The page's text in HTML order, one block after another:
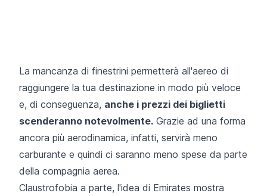
La mancanza di finestrini permetterà all'aereo di
raggiungere la tua destinazione in modo più veloce
e, di conseguenza, anche i prezzi dei biglietti
scenderanno notevolmente. Grazie ad una forma
ancora più aerodinamica, infatti, servirà meno
carburante e quindi ci saranno meno spese da parte
della compagnia aerea.
Claustrofobia a parte, l'idea di Emirates mostra